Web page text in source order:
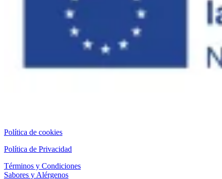
Política de cookies
Política de Privacidad
Términos y Condiciones
Sabores y Alérgenos